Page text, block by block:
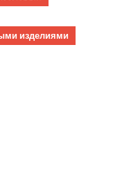
изделиями